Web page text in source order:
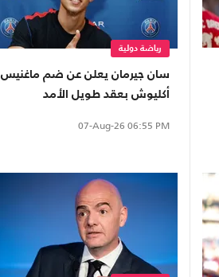
رياضة دولية
سان جيرمان يعلن عن ضم ماغنيس
أكليوش بعقد طويل الأمد
07-Aug-26 06:55 PM